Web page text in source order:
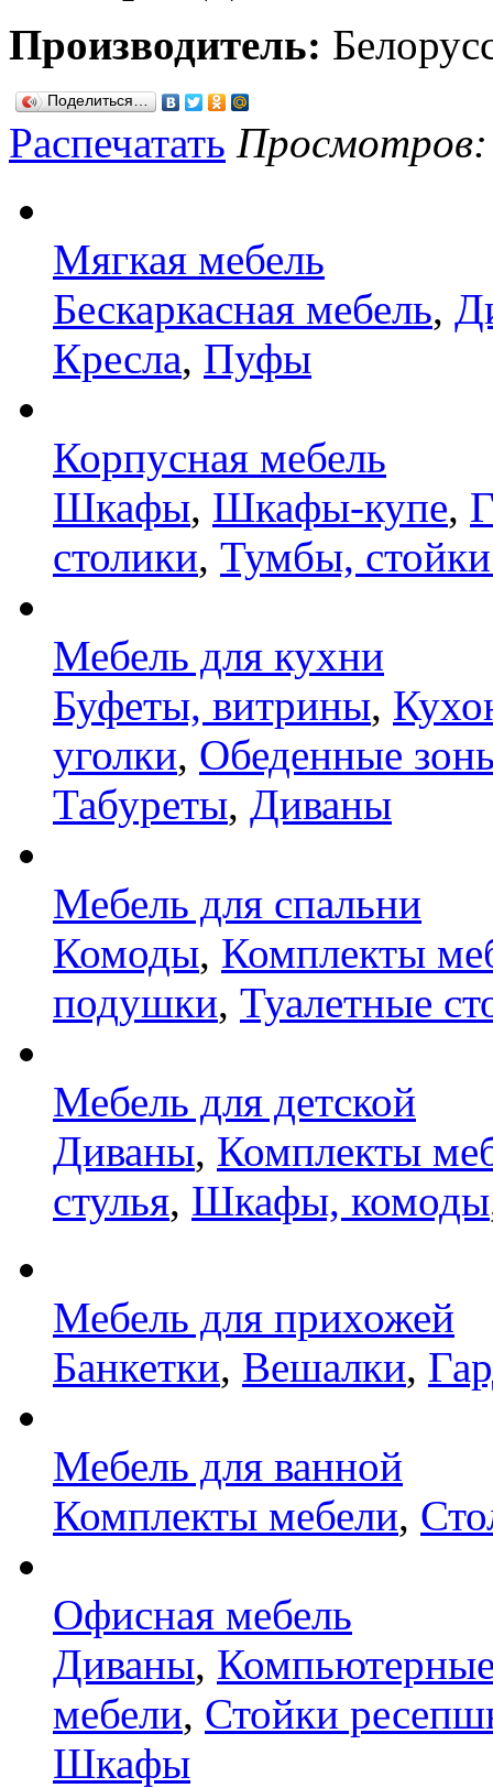
Производитель:
Поделиться…
Распечатать Просмотров:
Мягкая мебель
Бескаркасная мебель,
Кресла, Пуфы
Корпусная мебель
Шкафы, Шкафы-купе,
столики, Тумбы,
Мебель для кухни
Буфеты, витрины,
уголки, Обеденные
Табуреты, Диваны
Мебель для спальни
Комоды, Комплекты
подушки, Туалетные
Мебель для детской
Диваны, Комплекты
стулья, Шкафы, комоды
Мебель для прихожей
Банкетки, Вешалки,
Мебель для ванной
Комплекты мебели,
Офисная мебель
Диваны,
мебели, Стойки
Шкафы